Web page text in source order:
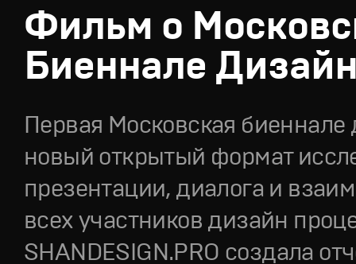
Фильм о
Биеннале
Первая Московская биеннале
новый открытый формат
презентации, диалога и
всех участников дизайн
SHANDESIGN.PRO создала